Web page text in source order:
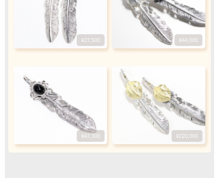
銀行振込
ご注文完了後、メールに記載の指定口座へ
『5日以内』にお振込をお願い致します
振込手数料
お客様ご負担で
お願い致します
¥27,500 ¥44,000
¥47,300 ¥220,000